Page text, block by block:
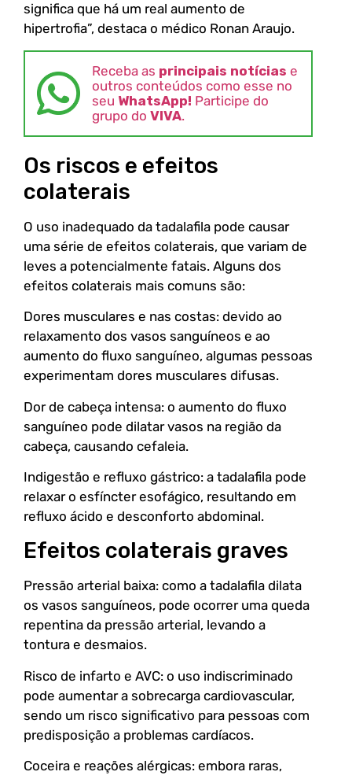
significa que há um real aumento de
hipertrofia”, destaca o médico Ronan Araujo.
Receba as principais notícias e
outros conteúdos como esse no
seu WhatsApp! Participe do
grupo do VIVA.
Os riscos e efeitos
colaterais
O uso inadequado da tadalafila pode causar
uma série de efeitos colaterais, que variam de
leves a potencialmente fatais. Alguns dos
efeitos colaterais mais comuns são:
Dores musculares e nas costas: devido ao
relaxamento dos vasos sanguíneos e ao
aumento do fluxo sanguíneo, algumas pessoas
experimentam dores musculares difusas.
Dor de cabeça intensa: o aumento do fluxo
sanguíneo pode dilatar vasos na região da
cabeça, causando cefaleia.
Indigestão e refluxo gástrico: a tadalafila pode
relaxar o esfíncter esofágico, resultando em
refluxo ácido e desconforto abdominal.
Efeitos colaterais graves
Pressão arterial baixa: como a tadalafila dilata
os vasos sanguíneos, pode ocorrer uma queda
repentina da pressão arterial, levando a
tontura e desmaios.
Risco de infarto e AVC: o uso indiscriminado
pode aumentar a sobrecarga cardiovascular,
sendo um risco significativo para pessoas com
predisposição a problemas cardíacos.
Coceira e reações alérgicas: embora raras,